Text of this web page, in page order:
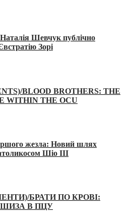
Шевчук публічно
Зорі
BLOOD BROTHERS: THE
WITHIN THE OCU
жезла: Новий шлях
Шіо III
БРАТИ ПО КРОВІ:
В ПЦУ